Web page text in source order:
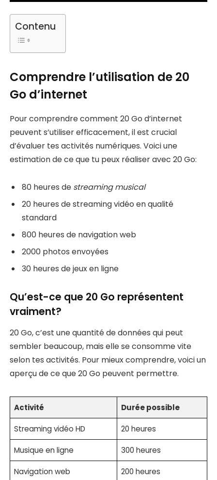
Contenu
Comprendre l’utilisation de 20
Go d’internet
Pour comprendre comment 20 Go d’internet
peuvent s’utiliser efficacement, il est crucial
d’évaluer tes activités numériques. Voici une
estimation de ce que tu peux réaliser avec 20 Go:
80 heures de streaming musical
20 heures de streaming vidéo en qualité
standard
800 heures de navigation web
2000 photos envoyées
30 heures de jeux en ligne
Qu’est-ce que 20 Go représentent
vraiment?
20 Go, c’est une quantité de données qui peut
sembler beaucoup, mais elle se consomme vite
selon tes activités. Pour mieux comprendre, voici un
aperçu de ce que 20 Go peuvent permettre.
Activité Durée possible
Streaming vidéo HD 20 heures
Musique en ligne 300 heures
Navigation web 200 heures